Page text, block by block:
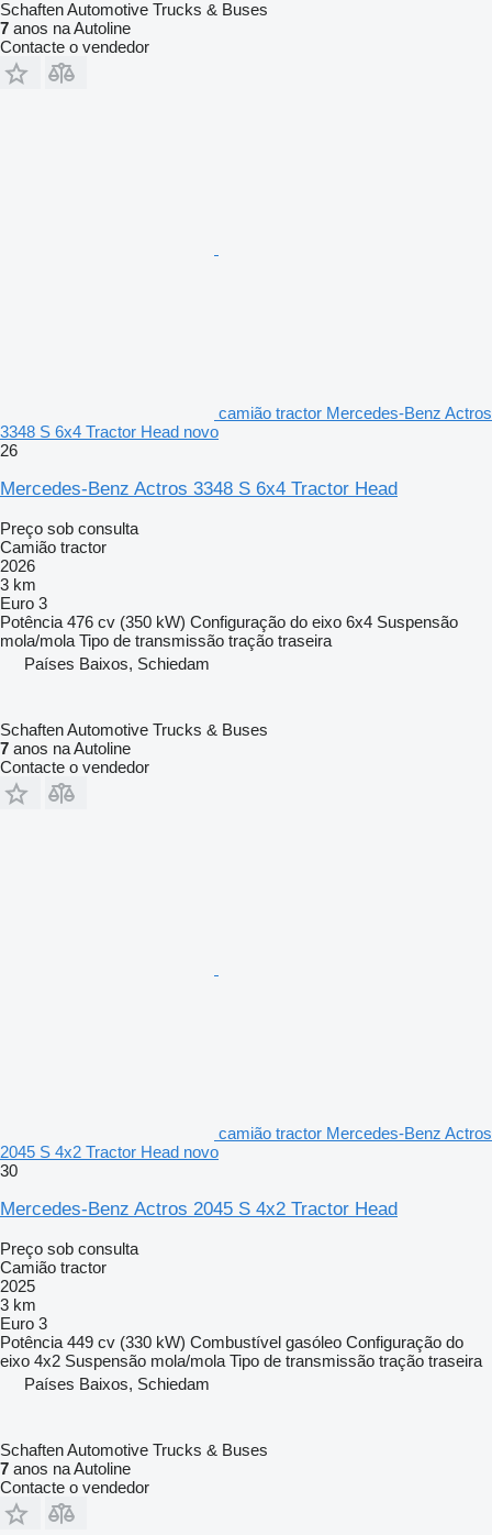
Schaften Automotive Trucks & Buses
7 anos na Autoline
Contacte o vendedor
camião tractor Mercedes-Benz Actros
3348 S 6x4 Tractor Head novo
26
Mercedes-Benz Actros 3348 S 6x4 Tractor Head
Preço sob consulta
Camião tractor
2026
3 km
Euro 3
Potência 476 cv (350 kW) Configuração do eixo 6x4 Suspensão
mola/mola Tipo de transmissão tração traseira
Países Baixos, Schiedam
Schaften Automotive Trucks & Buses
7 anos na Autoline
Contacte o vendedor
camião tractor Mercedes-Benz Actros
2045 S 4x2 Tractor Head novo
30
Mercedes-Benz Actros 2045 S 4x2 Tractor Head
Preço sob consulta
Camião tractor
2025
3 km
Euro 3
Potência 449 cv (330 kW) Combustível gasóleo Configuração do
eixo 4x2 Suspensão mola/mola Tipo de transmissão tração traseira
Países Baixos, Schiedam
Schaften Automotive Trucks & Buses
7 anos na Autoline
Contacte o vendedor